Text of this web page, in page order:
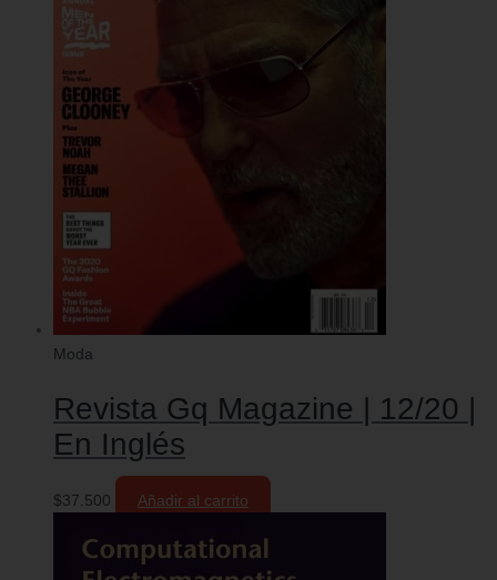
Moda
Revista Gq Magazine | 12/20 |
En Inglés
$37.500 Añadir al carrito